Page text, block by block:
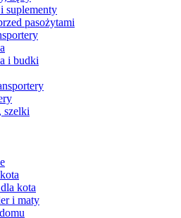
suplementy
pasożytami
i budki
szelki
kota
i maty